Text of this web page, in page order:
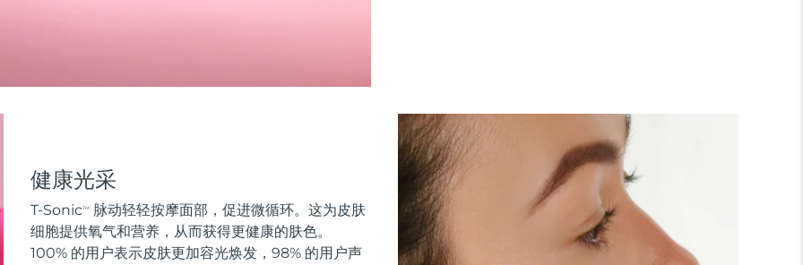
健康光采
T-SonicTM
脉动轻轻按摩面部，促进微循环。这为皮肤
细胞提供氧气和营养，从而获得更健康的肤色。
100% 的用户表示皮肤更加容光焕发，98% 的用户声